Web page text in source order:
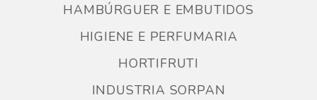
HAMBÚRGUER E EMBUTIDOS
HIGIENE E PERFUMARIA
HORTIFRUTI
INDUSTRIA SORPAN